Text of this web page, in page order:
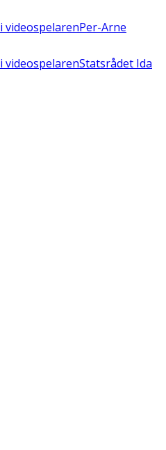
i videospelarenPer-Arne
i videospelarenStatsrådet Ida